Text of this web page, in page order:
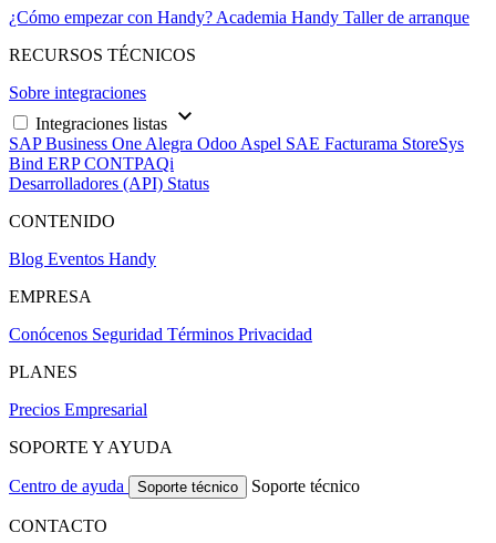
¿Cómo empezar con Handy? Academia Handy Taller de arranque
RECURSOS TÉCNICOS
Sobre integraciones
Integraciones listas keyboard_arrow_down
SAP Business One Alegra Odoo Aspel SAE Facturama StoreSys
Bind ERPCONTPAQi
Desarrolladores (API) Status
CONTENIDO
Blog Eventos Handy
EMPRESA
Conócenos Seguridad Términos Privacidad
PLANES
Precios Empresarial
SOPORTE Y AYUDA
Centro de ayuda Soporte técnico Soporte técnico
CONTACTO